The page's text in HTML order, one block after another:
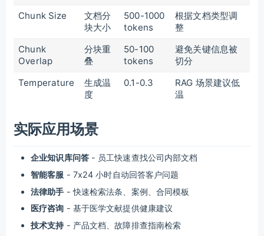
Chunk Size
文档分
块大小
500-1000
tokens
根据文档类型调
整
Chunk
Overlap
分块重
叠
50-100
tokens
避免关键信息被
切分
Temperature
生成温
度
0.1-0.3
RAG 场景建议低
温
实际应用场景
企业知识库问答- 员工快速查找公司内部文档
智能客服 - 7x24 小时自动回答客户问题
法律助手 - 快速检索法条、案例、合同模板
医疗咨询 - 基于医学文献提供健康建议
技术支持- 产品文档、故障排查指南检索